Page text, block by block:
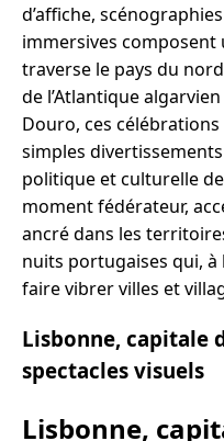
d’affiche,
immersives
traverse le pays du
de l’Atlantique
Douro, ces
simples
politique et culturelle
moment fédérateur,
ancré dans les
nuits portugaises qui, à
faire vibrer villes et
Lisbonne, capitale
spectacles visuels
Lisbonne,